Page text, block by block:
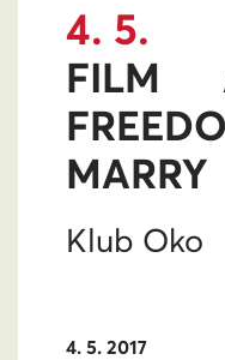
4. 5.
FILM
MARRY
Klub Oko
4. 5. 2017